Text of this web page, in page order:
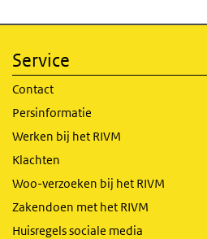
Service
Contact
Persinformatie
Werken bij het RIVM
Klachten
Woo-verzoeken bij het RIVM
Zakendoen met het RIVM
Huisregels sociale media